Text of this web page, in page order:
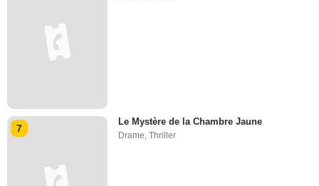
7
Le Mystère de la Chambre Jaune
Drame,Thriller